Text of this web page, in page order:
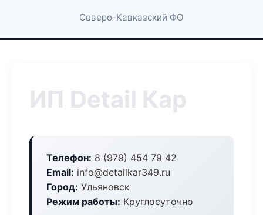
Северо-Кавказский ФО
ИП Detail Кар
Телефон: 8 (979) 454 79 42
Email: info@detailkar349.ru
Город: Ульяновск
Режим работы: Круглосуточно